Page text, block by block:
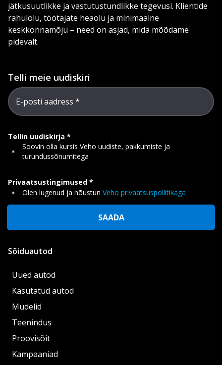
jätkusuutlikke ja vastutustundlikke tegevusi. Klientide
rahulolu, töötajate heaolu ja minimaalne
keskkonnamõju – need on asjad, mida mõõdame
pidevalt.
Telli meie uudiskiri
E-posti aadress
Tellin uudiskirja
Soovin olla kursis Veho uudiste, pakkumiste ja
turundussõnumitega
Privaatsustingimused
Olen lugenud ja nõustun Veho privaatsuspoliitikaga
SAADA
Sõiduautod
Uued autod
Kasutatud autod
Mudelid
Teenindus
Proovisõit
Kampaaniad